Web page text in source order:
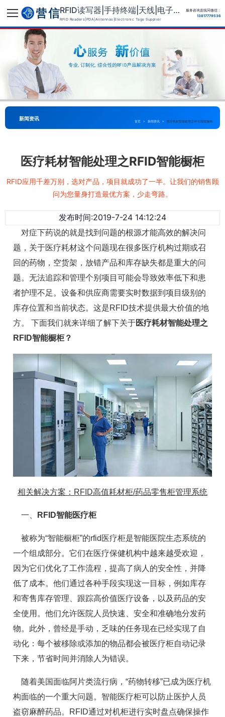
RFID读写器|手持终端|天线|电子标签供应商
RFID Readers|PDA|Antennas|Electronic Tags Supplier
服务咨询直线同微信：
13817779536
新闻资讯 首页 > 新闻资讯 > 医疗耗材智能处理之RFID智能橱柜
医疗耗材智能处理之RFID智能橱柜
RFID应用千差万别，选对产品，项目就成功了一半。让我们的销售顾
问为您量身打造最优方案，少走弯路。
发布时间:2019-7-24 14:12:24
对症下药说的就是找到问题的根源才能高效的解决问
题，关于医疗耗材这个问题现在很多医疗机构过期或召
回的药物，空货架，放错产品和库存缺失都是重大的问
题。无法追踪和管理个别项目可能会导致效率低下和患
者护理不足。设备和供应商需要实时数据到项目级别的
库存位置和当前状态。这是RFID技术提供最大价值的地
方。 下面我们就来详细了解下关于医疗耗材智能处理之
RFID智能橱柜？
相关解决方案：RFID高值耗材柜/药品零售柜管理系统
一、 RFID智能医疗柜
被称为“智能橱柜”的rfid医疗柜是智能医院生态系统的
一个组成部分。它们在医疗保健机构中越来越受欢迎，
因为它们优化了工作流程，提高了病人的安全性，并降
低了成本。他们通过各种手段实现这一目标，例如库存
和寄售库存管理、跟踪高价值医疗设备，以及药品的安
全使用。他们允许医院人员快速、安全和准确地分发药
物。此外，曾经是手动，乏味的任务现在已经实现了自
动化：每个被移除或添加的物品都会被医疗柜自动记录
下来，节省时间并消除人为错误。
随着美国面临阿片类流行病，“药物转移”已成为医疗机
构面临的一个重大问题。智能医疗柜可以防止医护人员
盗窃麻醉药品。RFID通过对机柜进行实时盘点确保操作